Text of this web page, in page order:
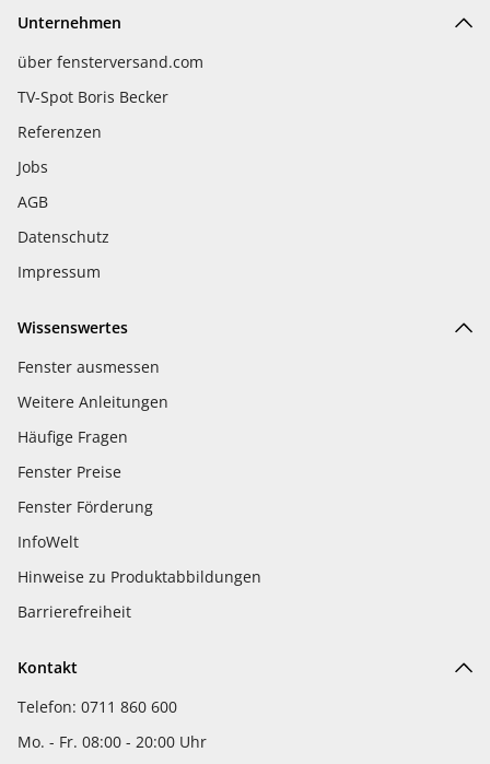
Unternehmen
über fensterversand.com
TV-Spot Boris Becker
Referenzen
Jobs
AGB
Datenschutz
Impressum
Wissenswertes
Fenster ausmessen
Weitere Anleitungen
Häufige Fragen
Fenster Preise
Fenster Förderung
InfoWelt
Hinweise zu Produktabbildungen
Barrierefreiheit
Kontakt
Telefon: 0711 860 600
Mo. - Fr. 08:00 - 20:00 Uhr